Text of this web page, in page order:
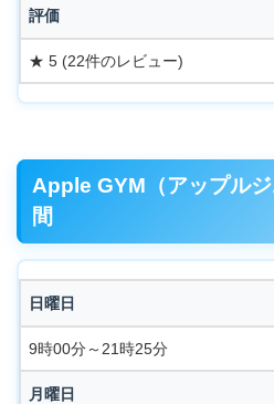
評価
★ 5 (22件のレビュー)
Apple GYM（アップル
間
日曜日
9時00分～21時25分
月曜日